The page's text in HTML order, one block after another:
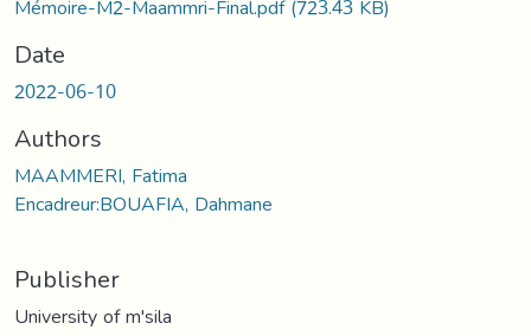
Mémoire-M2-Maammri-Final.pdf(723.43 KB)
Date
2022-06-10
Authors
MAAMMERI, Fatima
Encadreur:BOUAFIA, Dahmane
Publisher
University of m'sila